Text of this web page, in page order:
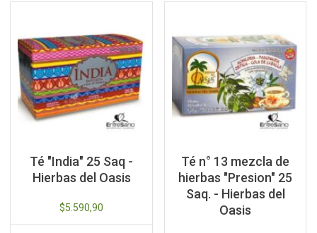
Té "India" 25 Saq -
Hierbas del Oasis
$5.590,90
Té n° 13 mezcla de
hierbas "Presion" 25
Saq. - Hierbas del
Oasis